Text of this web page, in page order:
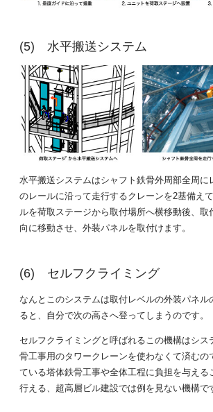
水平搬送システム
水平搬送システムはシャフト鉄骨外周部全周に
のレールに沿って走行するクレーンを2基備え
ルを荷取ステージから取付場所へ横移動後、
向に移動させ、外装パネルを取付けます。
セルフクライミング
なんとこのシステムは取付レベルの外装パネル
ると、自分で次の高さへ登ってしまうのです。
セルフクライミングと呼ばれるこの機構はシ
骨工事用のタワークレーンを使わなくて済むの
ている塔体鉄骨工事や全体工程に負担を与える
行える、超高層ビル建設では例を見ない機構で